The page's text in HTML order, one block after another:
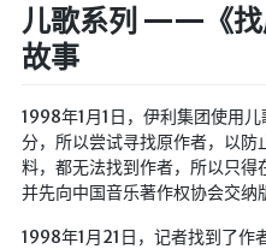
儿歌系列 ——《找
故事
1998年1月1日，伊利集团使用
分，所以尝试寻找原作者，以防
料，都无法找到作者，所以只得
并先向中国音乐著作权协会交纳
1998年1月21日，记者找到了作